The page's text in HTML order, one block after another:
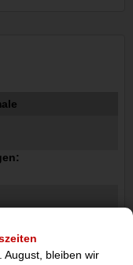
August, bleiben wir